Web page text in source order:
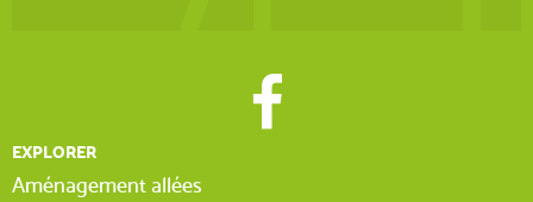
EXPLORER
Aménagement allées